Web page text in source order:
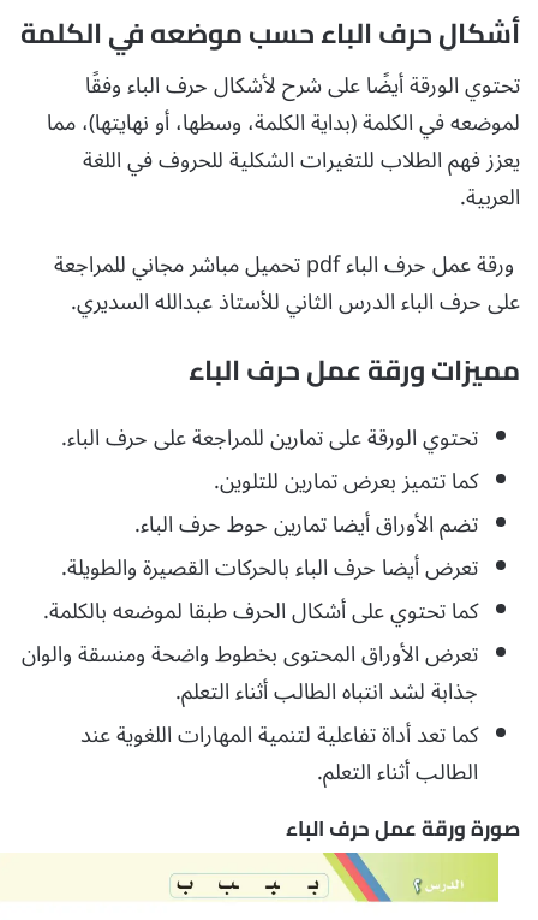
أشكال حرف الباء حسب موضعه في الكلمة
تحتوي الورقة أيضًا على شرح لأشكال حرف الباء وفقًا
لموضعه في الكلمة (بداية الكلمة، وسطها، أو نهايتها)، مما
يعزز فهم الطلاب للتغيرات الشكلية للحروف في اللغة
العربية.
ورقة عمل حرف الباء pdf تحميل مباشر مجاني للمراجعة
على حرف الباء الدرس الثاني للأستاذ عبدالله السديري.
مميزات ورقة عمل حرف الباء
تحتوي الورقة على تمارين للمراجعة على حرف الباء.
كما تتميز بعرض تمارين للتلوين.
تضم الأوراق أيضا تمارين حوط حرف الباء.
تعرض أيضا حرف الباء بالحركات القصيرة والطويلة.
كما تحتوي على أشكال الحرف طبقا لموضعه بالكلمة.
تعرض الأوراق المحتوى بخطوط واضحة ومنسقة والوان
جذابة لشد انتباه الطالب أثناء التعلم.
كما تعد أداة تفاعلية لتنمية المهارات اللغوية عند
الطالب أثناء التعلم.
صورة ورقة عمل حرف الباء